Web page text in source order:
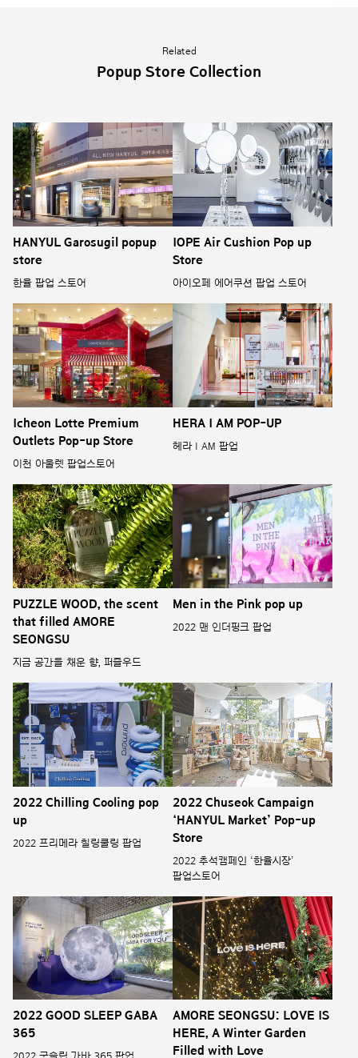
Related
Popup Store Collection
HANYUL Garosugil popup
store
한율 팝업 스토어
IOPE Air Cushion Pop up
Store
아이오페 에어쿠션 팝업 스토어
Icheon Lotte Premium
Outlets Pop-up Store
이천 아울렛 팝업스토어
HERA I AM POP-UP
헤라 I AM 팝업
PUZZLE WOOD, the scent
that filled AMORE
SEONGSU
지금 공간을 채운 향, 퍼즐우드
Men in the Pink pop up
2022 맨 인더핑크 팝업
2022 Chilling Cooling pop
up
2022 프리메라 칠링쿨링 팝업
2022 Chuseok Campaign
‘HANYUL Market’ Pop-up
Store
2022 추석캠페인 ‘한율시장’
팝업스토어
2022 GOOD SLEEP GABA
365
AMORE SEONGSU: LOVE IS
HERE, A Winter Garden
Filled with Love